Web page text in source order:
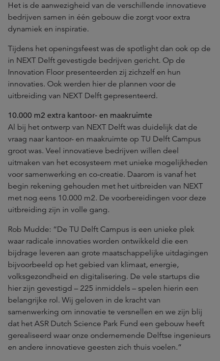
Het is de aanwezigheid van de verschillende innovatieve
bedrijven samen in één gebouw die zorgt voor extra
dynamiek en inspiratie.
Tijdens het openingsfeest was de spotlight dan ook op de
in NEXT Delft gevestigde bedrijven gericht. Op de
Innovation Floor presenteerden zij zichzelf en hun
innovaties. Ook werden hier de plannen voor de
uitbreiding van NEXT Delft gepresenteerd.
10.000 m2 extra kantoor- en maakruimte
Al bij het ontwerp van NEXT Delft was duidelijk dat de
vraag naar kantoor- en maakruimte op TU Delft Campus
groot was. Veel innovatieve bedrijven willen deel
uitmaken van het ecosysteem met unieke mogelijkheden
voor samenwerking en co-creatie. Daarom is vanaf het
begin rekening gehouden met het uitbreiden van NEXT
met nog eens 10.000 m2. De voorbereidingen voor deze
uitbreiding zijn in volle gang.
Rob Mudde: “De TU Delft Campus is een unieke plek
waar radicale innovaties worden ontwikkeld die een
bijdrage leveren aan grote maatschappelijke uitdagingen
bijvoorbeeld op het gebied van klimaat, energie,
volksgezondheid en digitalisering. De vele startups die
hier zijn gevestigd – 225 inmiddels – spelen hierin een
belangrijke rol. Wij geloven in de kracht van
samenwerking om innovatie te versnellen en we zijn blij
dat het ASR Dutch Science Park Fund een gebouw heeft
gerealiseerd waar onze ondernemende Delftse ingenieurs
en andere innovatieve geesten zich thuis voelen.”